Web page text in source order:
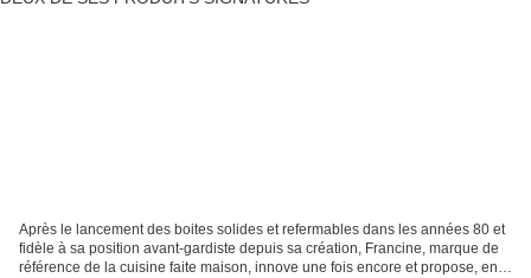
Après le lancement des boites solides et refermables dans les années 80 et
fidèle à sa position avant-gardiste depuis sa création, Francine, marque de
référence de la cuisine faite maison, innove une fois encore et propose, en